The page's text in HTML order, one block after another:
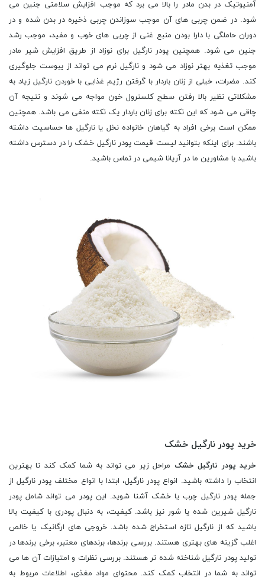
آمنیوتیک در بدن مادر را بالا می برد که موجب افزایش سلامتی جنین می
شود. در ضمن چربی های آن موجب سوزاندن چربی ذخیره در بدن شده و در
دوران حاملگی با دارا بودن منبع غنی از چربی های خوب و مفید، موجب رشد
جنین می شود. همچنین پودر نارگیل برای نوزاد از طریق افزایش شیر مادر
موجب تغذیه بهتر نوزاد می شود و نارگیل نرم می تواند از یبوست جلوگیری
کند. مضرات، خیلی از زنان باردار با گرفتن رژیم غذایی با خوردن نارگیل زیاد به
مشکلاتی نظیر بالا رفتن سطح کلسترول خون مواجه می شوند و نتیجه آن
چاقی می شود که این نکته برای زنان باردار یک نکته منفی می باشد. همچنین
ممکن است برخی افراد به گیاهان خانواده نخل یا نارگیل ها حساسیت داشته
باشند. برای اینکه بتوانید لیست قیمت پودر نارگیل خشک را در دسترس داشته
باشید با مشاورین ما در آریانا شیمی در تماس باشید.
خرید پودر نارگیل خشک
خرید پودر نارگیل خشک مراحل زیر می تواند به شما کمک کند تا بهترین
انتخاب را داشته باشید. انواع پودر نارگیل، ابتدا با انواع مختلف پودر نارگیل از
جمله پودر نارگیل چرب یا خشک آشنا شوید. این پودر می تواند شامل پودر
نارگیل شیرین شده یا شور نیز باشد. کیفیت، به دنبال پودری با کیفیت بالا
باشید که از نارگیل تازه استخراج شده باشد. خروجی های ارگانیک یا خالص
اغلب گزینه های بهتری هستند. بررسی برندها، برندهای معتبر، برخی برندها در
تولید پودر نارگیل شناخته شده تر هستند. بررسی نظرات و امتیازات آن ها می
تواند به شما در انتخاب کمک کند. محتوای مواد مغذی، اطلاعات مربوط به